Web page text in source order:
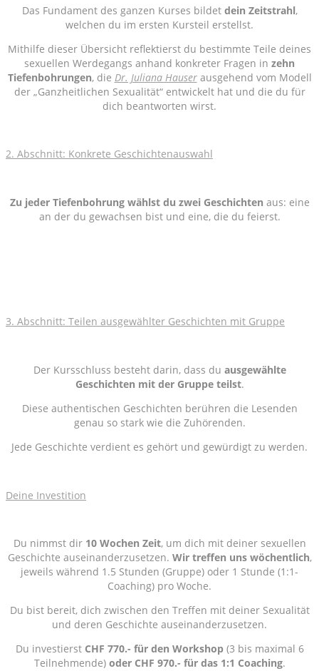
Das Fundament des ganzen Kurses bildet dein Zeitstrahl,
welchen du im ersten Kursteil erstellst.
Mithilfe dieser Übersicht reflektierst du bestimmte Teile deines
sexuellen Werdegangs anhand konkreter Fragen in zehn
Tiefenbohrungen, die Dr. Juliana Hauserausgehend vom Modell
der „Ganzheitlichen Sexualität“ entwickelt hat und die du für
dich beantworten wirst.
2. Abschnitt: Konkrete Geschichtenauswahl
Zu jeder Tiefenbohrung wählst du zwei Geschichten aus: eine
an der du gewachsen bist und eine, die du feierst.
3. Abschnitt: Teilen ausgewählter Geschichten mit Gruppe
Der Kursschluss besteht darin, dass du ausgewählte
Geschichten mit der Gruppe teilst.
Diese authentischen Geschichten berühren die Lesenden
genau so stark wie die Zuhörenden.
Jede Geschichte verdient es gehört und gewürdigt zu werden.
Deine Investition
Du nimmst dir 10 Wochen Zeit, um dich mit deiner sexuellen
Geschichte auseinanderzusetzen. Wir treffen uns wöchentlich,
jeweils während 1.5 Stunden (Gruppe) oder 1 Stunde (1:1-
Coaching) pro Woche.
Du bist bereit, dich zwischen den Treffen mit deiner Sexualität
und deren Geschichte auseinanderzusetzen.
Du investierst CHF 770.- für den Workshop (3 bis maximal 6
Teilnehmende) oder CHF 970.- für das 1:1 Coaching.